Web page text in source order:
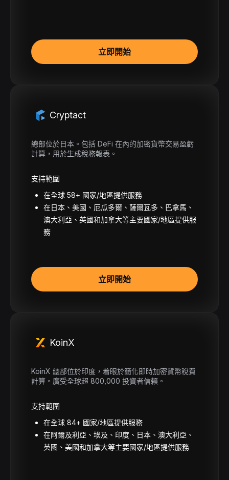
立即開始
Cryptact
總部位於日本。包括 DeFi 在內的加密貨幣交易盈虧
計算，用於生成稅務報表。
支持範圍
在全球 58+ 國家/地區提供服務
在日本、美國、厄瓜多爾、薩爾瓦多、巴拿馬、
澳大利亞、英國和加拿大等主要國家/地區提供服
務
立即開始
KoinX
KoinX 總部位於印度，着眼於簡化即時加密貨幣稅費
計算。廣受全球超 800,000 投資者信賴。
支持範圍
在全球 84+ 國家/地區提供服務
在阿爾及利亞、埃及、印度、日本、澳大利亞、
英國、美國和加拿大等主要國家/地區提供服務